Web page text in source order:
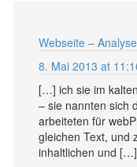
Webseite –
8. Mai 2013 at
[…] ich sie im
– sie nannten sich
arbeiteten für
gleichen Text, und
inhaltlichen und […]